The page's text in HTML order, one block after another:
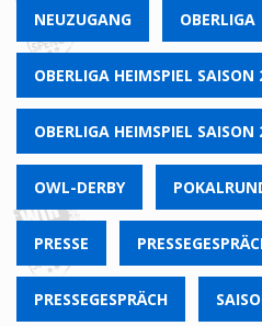
NEUZUGANG OBERLIGA
OBERLIGA HEIMSPIEL
OBERLIGA HEIMSPIEL
OWL-DERBY
PRESSE
PRESSEGESPRÄCH